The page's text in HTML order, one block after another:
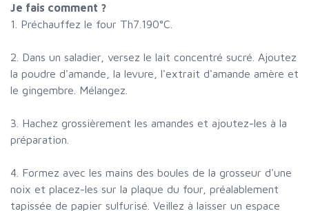
Je fais comment ?
1. Préchauffez le four Th7.190°C.
2. Dans un saladier, versez le lait concentré sucré. Ajoutez
la poudre d'amande, la levure, l'extrait d'amande amère et
le gingembre. Mélangez.
3. Hachez grossièrement les amandes et ajoutez-les à la
préparation.
4. Formez avec les mains des boules de la grosseur d'une
noix et placez-les sur la plaque du four, préalablement
tapissée de papier sulfurisé. Veillez à laisser un espace